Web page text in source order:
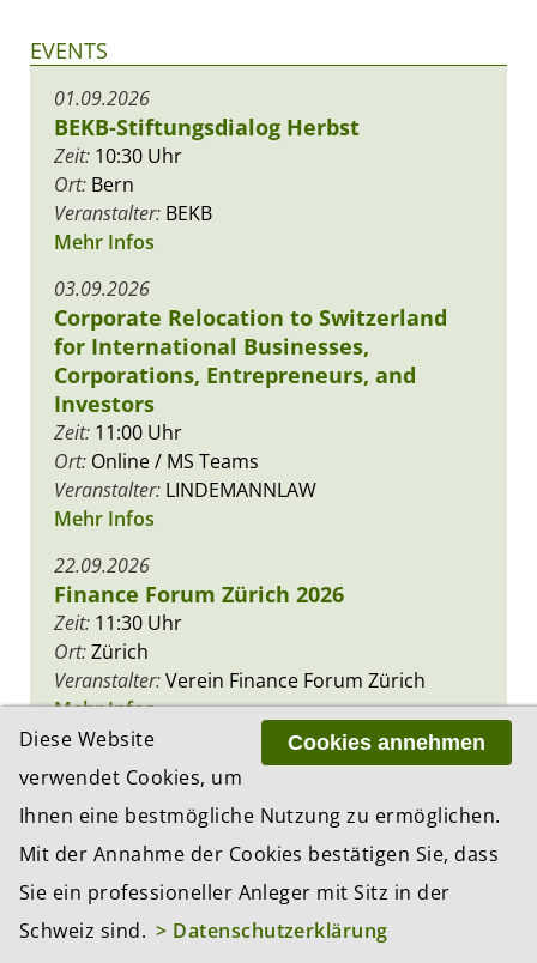
EVENTS
01.09.2026
BEKB-Stiftungsdialog Herbst
Zeit: 10:30 Uhr
Ort: Bern
Veranstalter: BEKB
Mehr Infos
03.09.2026
Corporate Relocation to Switzerland
for International Businesses,
Corporations, Entrepreneurs, and
Investors
Zeit: 11:00 Uhr
Ort: Online / MS Teams
Veranstalter: LINDEMANNLAW
Mehr Infos
22.09.2026
Finance Forum Zürich 2026
Zeit: 11:30 Uhr
Ort:Zürich
Veranstalter:Verein Finance Forum Zürich
Mehr Infos
PREMIUM PARTNER
Cookies annehmen
Diese Website
verwendet Cookies, um
Ihnen eine bestmögliche Nutzung zu ermöglichen.
Mit der Annahme der Cookies bestätigen Sie, dass
Sie ein professioneller Anleger mit Sitz in der
Schweiz sind. > Datenschutzerklärung